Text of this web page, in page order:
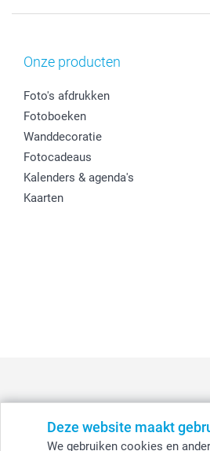
Deze website maakt
We gebruiken cookies en
Onze producten
Foto's afdrukken
Fotoboeken
Wanddecoratie
Fotocadeaus
Kalenders & agenda's
Kaarten
België - Belgique -